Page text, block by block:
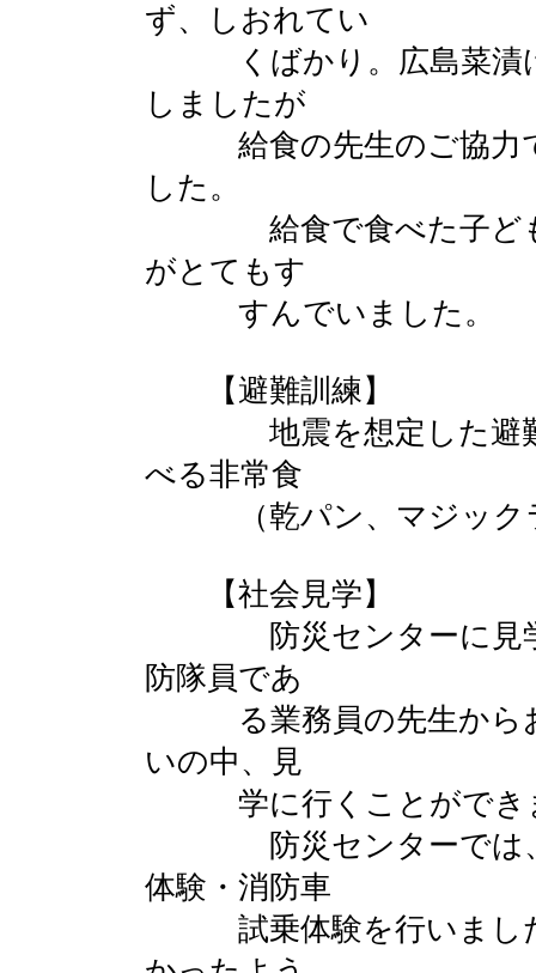
ず、しおれてい
くばかり。広島菜漬け
しましたが
給食の先生のご協力で
した。
給食で食べた子ども
がとてもす
すんでいました。
【避難訓練】
地震を想定した避難
べる非常食
（乾パン、マジックラ
【社会見学】
防災センターに見学
防隊員であ
る業務員の先生からお
いの中、見
学に行くことができ
防災センターでは、
体験・消防車
試乗体験を行いました